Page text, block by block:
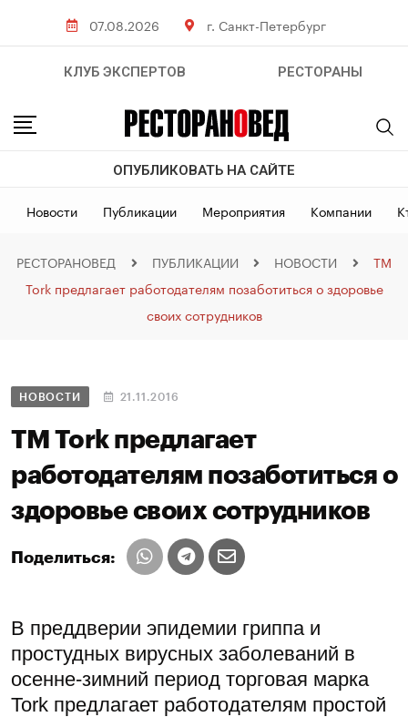
07.08.2026 г. Санкт-Петербург
КЛУБ ЭКСПЕРТОВ РЕСТОРАНЫ
ОПУБЛИКОВАТЬ НА САЙТЕ
Новости Публикации Мероприятия Компании
РЕСТОРАНОВЕД ПУБЛИКАЦИИ НОВОСТИ
ТМ
Tork предлагает работодателям позаботиться о здоровье
своих сотрудников
НОВОСТИ 21.11.2016
ТМ Tork предлагает
работодателям позаботиться о
здоровье своих сотрудников
Поделиться:
В преддверии эпидемии гриппа и
простудных вирусных заболеваний в
осенне-зимний период торговая марка
Tork предлагает работодателям простой